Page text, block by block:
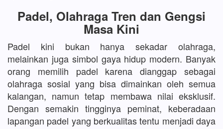
Padel, Olahraga Tren dan Gengsi
Masa Kini
Padel kini bukan hanya sekadar olahraga,
melainkan juga simbol gaya hidup modern. Banyak
orang memilih padel karena dianggap sebagai
olahraga sosial yang bisa dimainkan oleh semua
kalangan, namun tetap membawa nilai eksklusif.
Dengan semakin tingginya peminat, keberadaan
lapangan padel yang berkualitas tentu menjadi daya